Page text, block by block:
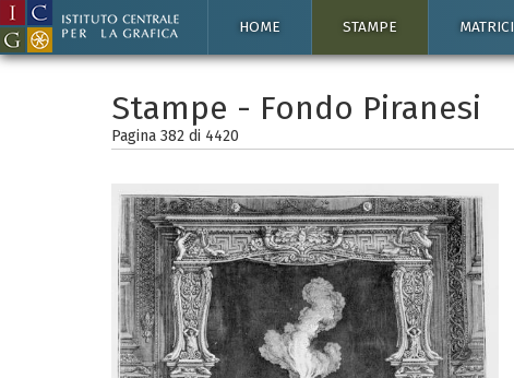
HOME STAMPE MATRICI
Stampe - Fondo Piranesi
Pagina 382 di 4420